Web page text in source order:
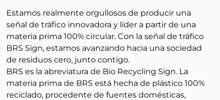
Estamos realmente orgullosos de producir una
señal de tráfico innovadora y líder a partir de una
materia prima 100% circular. Con la señal de tráfico
BRS Sign, estamos avanzando hacia una sociedad
de residuos cero, junto contigo.
BRS es la abreviatura de Bio Recycling Sign. La
materia prima de BRS está hecha de plástico 100%
reciclado, procedente de fuentes domésticas,